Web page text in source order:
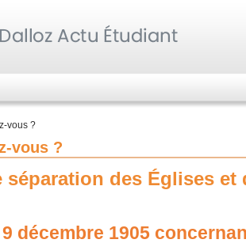
vous ?
vous ?
séparation des Églises et
décembre 1905